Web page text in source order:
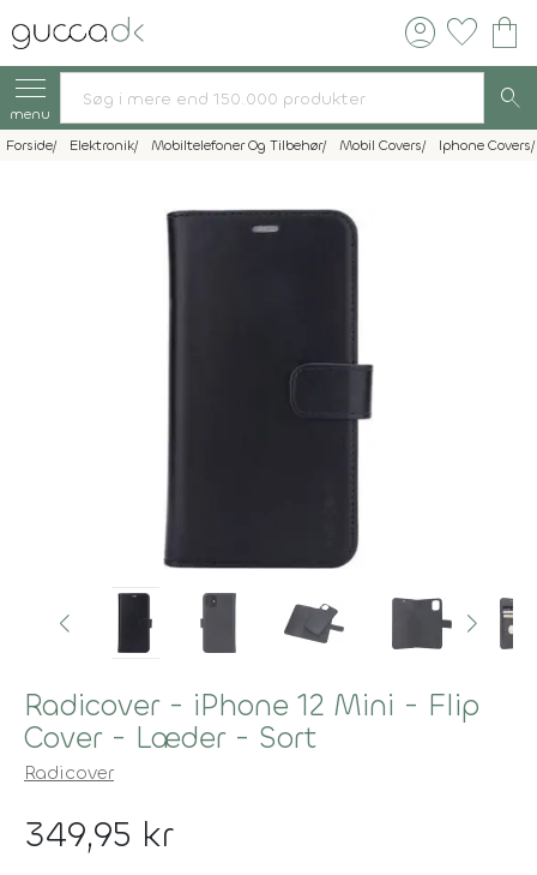
account_circle favorite shopping_bag
menu search
Forside Elektronik Mobiltelefoner Og Tilbehør Mobil Covers Iphone Covers
Radicover - iPhone 12 Mini - Flip
Cover - Læder - Sort
Radicover
349,95 kr